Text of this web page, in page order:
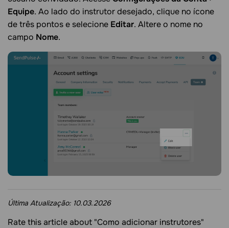
Equipe. Ao lado do instrutor desejado, clique no ícone
de três pontos e selecione Editar. Altere o nome no
campo Nome.
Última Atualização: 10.03.2026
Rate this article about "Como adicionar instrutores"